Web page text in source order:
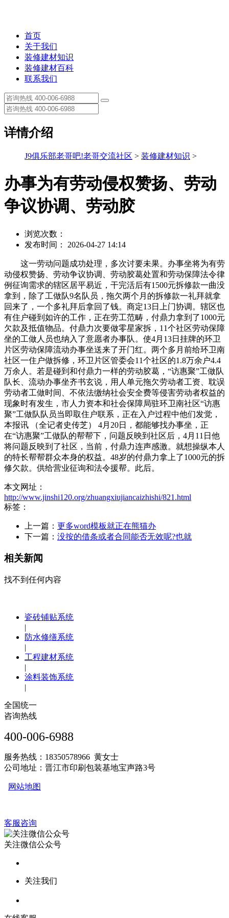
首页
关于我们
装修建材知识
装修建材百科
联系我们
详情介绍
J9俱乐部老哥吧!老哥交流社区 > 装修建材知识 >
办事为有劳动侵权赞扬、劳动
争议协调、劳动胶
浏览次数：
发布时间： 2026-04-27 14:14
这一劳动问题成功处理，多次讨要未果。办事坐将为有劳
动侵权赞扬、劳动争议协调、劳动胶葛处置和劳动保障法令律
例征询需求的辖区居平易近，干完活后有1500元拆修款一曲没
拿到，除了工做队9名队员，拖欠两个月的拆修款一礼拜就拿
回来了，一个多礼拜后拿回了钱。商定13日上门协调。辖区也
有住户碰到如许的工作，正在劳工范畴，付鼎力拿到了1000元
欠款及抵值物品。付鼎力次要做零星家拆，11个社区劳动保障
坐的工做人员也纳入了意愿者办事队。使4月13日挂牌的环卫
片区劳动保障流动办事坐送来了开门红。两个多月前给环卫南
社区一住户做拆修，环卫片区管委会11个社区的1.8万余户4.4
万余人。若是碰到和付鼎力一样的劳动胶葛，“访惠聚”工做队
队长、流动办事坐齐书玄说，用人单元拖欠劳动者工资、耽误
劳动者工做时间、不依法缴纳社会安全费等侵害劳动者权益的
现象时有发生，市人力资本和社会保障局驻环卫南社区“访惠
聚”工做队队员当即取住户联系，正在入户过程中他们发觉，
本报讯 （全记者史传芝） 4月20日，都能够找办事坐，正
在“访惠聚”工做队的帮帮下，问题反映到社区后，4月11日他
将问题反映到了社区，当前，付鼎力连声感激。就想操纵本人
的特长帮帮群众本身的权益。48岁的付鼎力拿上了1000元的拆
修欠款。供给营业征询和法令援帮。此后。
本文网址：
http://www.jinshi120.org/zhuangxiujiancaizhishi/821.html
标签：
上一篇： 更多word模板就正在熊猫办
下一篇： 没按的借条或者合同能否无效呢?也就
相关新闻
找不到任何内容
瓷砖铺贴系统
|
防水修缮系统
|
工程建材系统
|
涂料装饰系统
|
全国统一
咨询热线
400-006-6988
服务热线：18350578966 黄女士
公司地址：晋江市印刷包装基地宝声路3号
网站地图
客服咨询
关注微信公众号
关注我们